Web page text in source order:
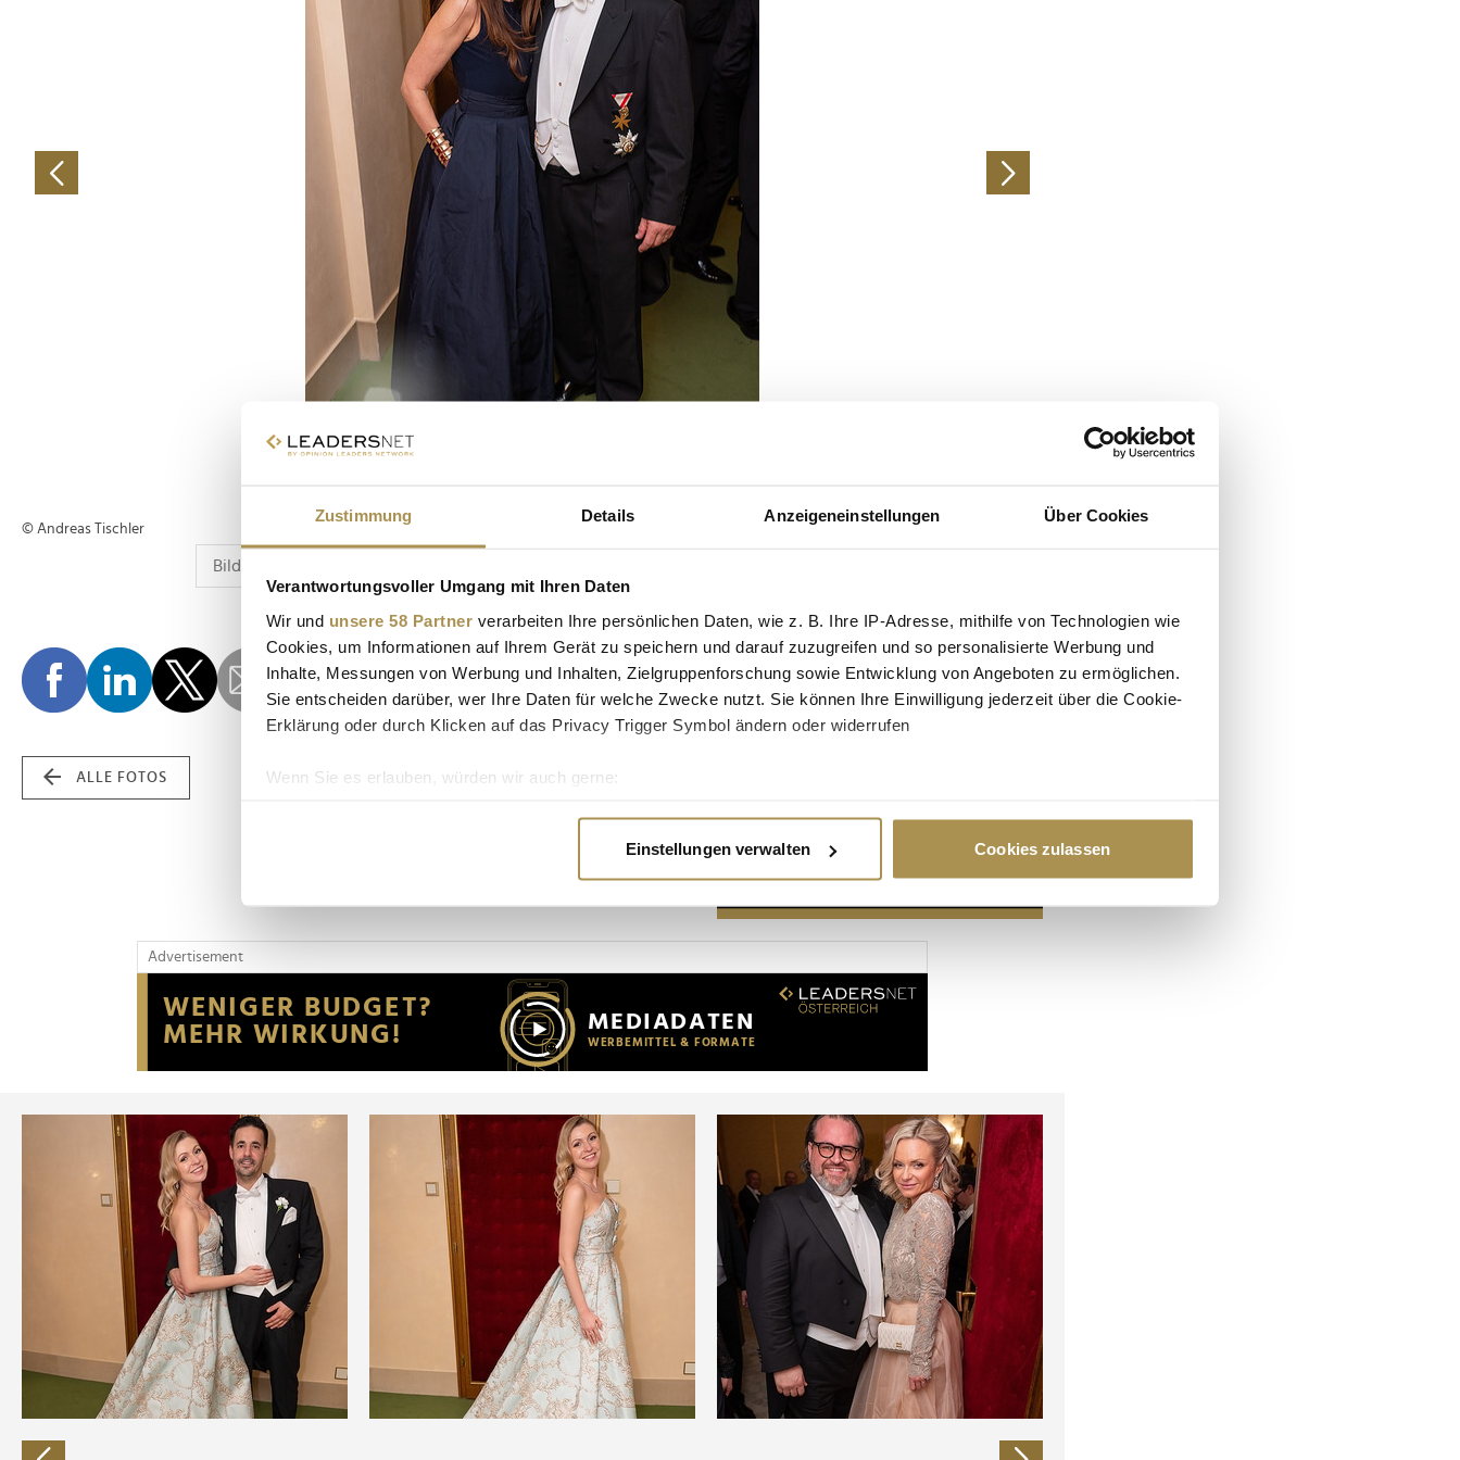
Zustimmung Details Anzeigeneinstellungen Über Cookies
Verantwortungsvoller Umgang mit Ihren Daten
Wir und unsere 58 Partner verarbeiten Ihre persönlichen Daten, wie z. B. Ihre IP-Adresse, mithilfe von Technologien wie
Cookies, um Informationen auf Ihrem Gerät zu speichern und darauf zuzugreifen und so personalisierte Werbung und
Inhalte, Messungen von Werbung und Inhalten, Zielgruppenforschung sowie Entwicklung von Angeboten zu ermöglichen.
Sie entscheiden darüber, wer Ihre Daten für welche Zwecke nutzt. Sie können Ihre Einwilligung jederzeit über die Cookie-
Erklärung oder durch Klicken auf das Privacy Trigger Symbol ändern oder widerrufen
Wenn Sie es erlauben, würden wir auch gerne:
Erfahren Sie mehr darüber, wie Ihre persönlichen Daten verarbeitet werden, und legen Sie Ihre Präferenzen im
Wir verwenden Cookies, um Inhalte und Anzeigen zu personalisieren, Funktionen für soziale Medien anbieten zu können
Website an unsere Partner für soziale Medien, Werbung und Analysen weiter. Unsere Partner führen diese Informationen
möglicherweise mit weiteren Daten zusammen, die Sie ihnen bereitgestellt haben oder die sie im Rahmen Ihrer Nutzung
der Dienste gesammelt haben.
Einstellungen verwalten Cookies zulassen
© Andreas Tischler
ALLE FOTOS
Advertisement
Advertisement